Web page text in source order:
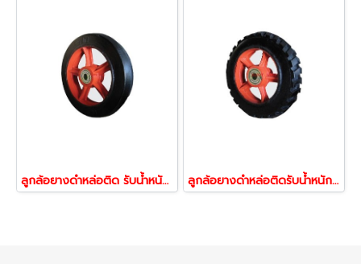
ลูกล้อยางดำหล่อติด รับน้ำหนัก 400-825 กก. (แฉกสีส้มเรียบ) พร้อมลูกปืน 43152,43169,43176,43237,43244 ลูกล้อยางดำหล่อติดรับน้ำหนัก 250-525 กก. (แฉกสีส้มลายจิ๊บหัวเสือ) พร้อมลูกปืน 04047,04054,04061